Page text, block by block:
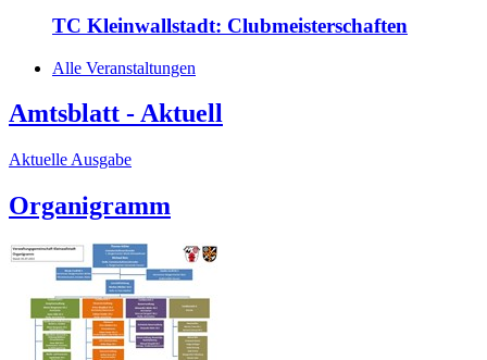
TC Kleinwallstadt: Clubmeisterschaften
Alle Veranstaltungen
Amtsblatt - Aktuell
Aktuelle Ausgabe
Organigramm